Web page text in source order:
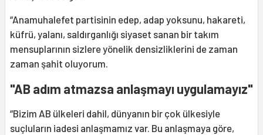
“Anamuhalefet partisinin edep, adap yoksunu, hakareti,
küfrü, yalanı, saldırganlığı siyaset sanan bir takım
mensuplarının sizlere yönelik densizliklerini de zaman
zaman şahit oluyorum.
"AB adım atmazsa anlaşmayı uygulamayız"
“Bizim AB ülkeleri dahil, dünyanın bir çok ülkesiyle
suçluların iadesi anlaşmamız var. Bu anlaşmaya göre,